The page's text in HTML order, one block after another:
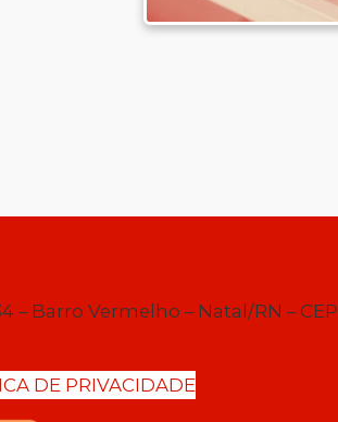
– Barro Vermelho – Natal/RN – CEP
DE PRIVACIDADE